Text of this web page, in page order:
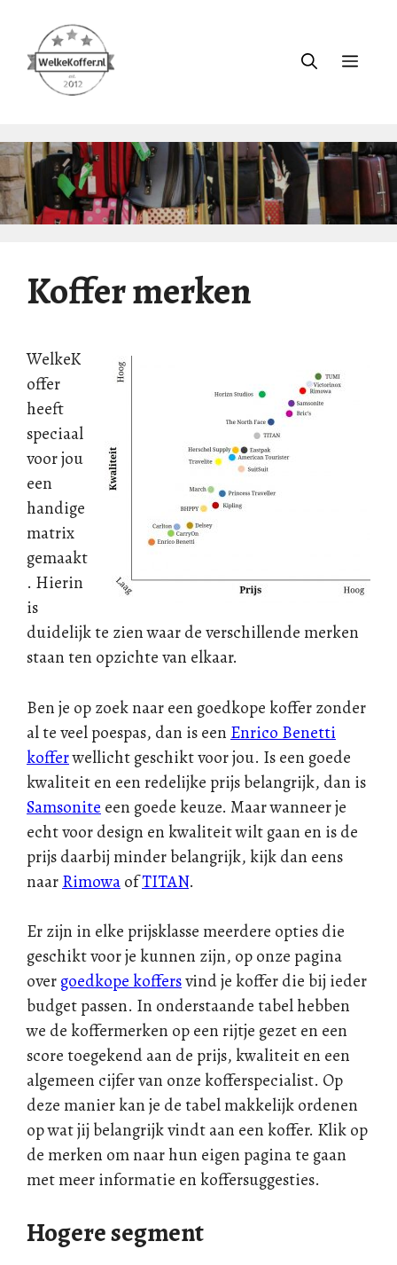
inhoud
Menu
Koffer merken
WelkeK
offer
heeft
speciaal
voor jou
een
handige
matrix
gemaakt
. Hierin
is
duidelijk te zien waar de verschillende merken
staan ten opzichte van elkaar.
Ben je op zoek naar een goedkope koffer zonder
al te veel poespas, dan is een Enrico Benetti
kofferwellicht geschikt voor jou. Is een goede
kwaliteit en een redelijke prijs belangrijk, dan is
Samsonite een goede keuze. Maar wanneer je
echt voor design en kwaliteit wilt gaan en is de
prijs daarbij minder belangrijk, kijk dan eens
naarRimowaofTITAN.
Er zijn in elke prijsklasse meerdere opties die
geschikt voor je kunnen zijn, op onze pagina
overgoedkope koffersvind je koffer die bij ieder
budget passen. In onderstaande tabel hebben
we de koffermerken op een rijtje gezet en een
score toegekend aan de prijs, kwaliteit en een
algemeen cijfer van onze kofferspecialist. Op
deze manier kan je de tabel makkelijk ordenen
op wat jij belangrijk vindt aan een koffer. Klik op
de merken om naar hun eigen pagina te gaan
met meer informatie en koffersuggesties.
Hogere segment